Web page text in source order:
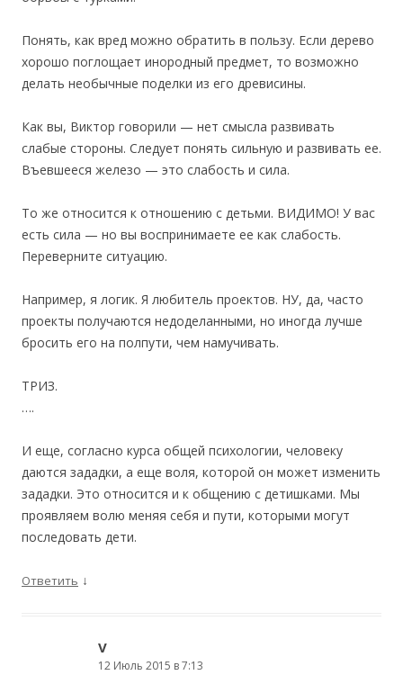
Понять, как вред можно обратить в пользу. Если дерево
хорошо поглощает инородный предмет, то возможно
делать необычные поделки из его древисины.
Как вы, Виктор говорили — нет смысла развивать
слабые стороны. Следует понять сильную и развивать ее.
Въевшееся железо — это слабость и сила.
То же относится к отношению с детьми. ВИДИМО! У вас
есть сила — но вы воспринимаете ее как слабость.
Переверните ситуацию.
Например, я логик. Я любитель проектов. НУ, да, часто
проекты получаются недоделанными, но иногда лучше
бросить его на полпути, чем намучивать.
ТРИЗ.
….
И еще, согласно курса общей психологии, человеку
даются зададки, а еще воля, которой он может изменить
зададки. Это относится и к общению с детишками. Мы
проявляем волю меняя себя и пути, которыми могут
последовать дети.
Ответить ↓
V
12 Июль 2015 в 7:13